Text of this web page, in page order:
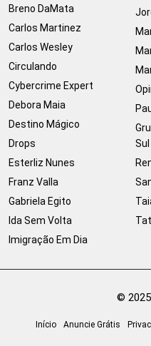
Breno DaMata
Carlos Martinez
Carlos Wesley
Circulando
Cybercrime Expert
Debora Maia
Destino Mágico
Drops
Esterliz Nunes
Franz Valla
Gabriela Egito
Ida Sem Volta
Imigração Em Dia
©
Início Anuncie Grátis